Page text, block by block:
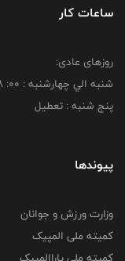
ساعات کار
روزهای عادی:
شنبه الي چهارشنبه : 00: 8 لغايت 16:00
پنج شنبه : تعطیل
پیوندها
وزارت ورزش و جوانان
کمیته ملی المپیک